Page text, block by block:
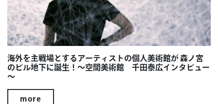
海外を主戦場とするアーティストの個人美術館が 森ノ宮
のビル地下に誕生！～空間美術館 千田泰広インタビュー
～
more